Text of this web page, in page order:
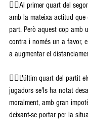
👉🏽Al primer quart del
amb la mateixa actitud
part. Però aquest cop amb
contra i només un a favor,
a augmentar el
👉🏽L'últim quart del partit
jugadors se'ls ha notat
moralment, amb gran
deixant-se portar per la